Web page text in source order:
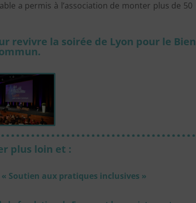
a permis à l’association de monter plus de 50
revivre la soirée de Lyon pour le Bien
plus loin et :
Soutien aux pratiques inclusives »